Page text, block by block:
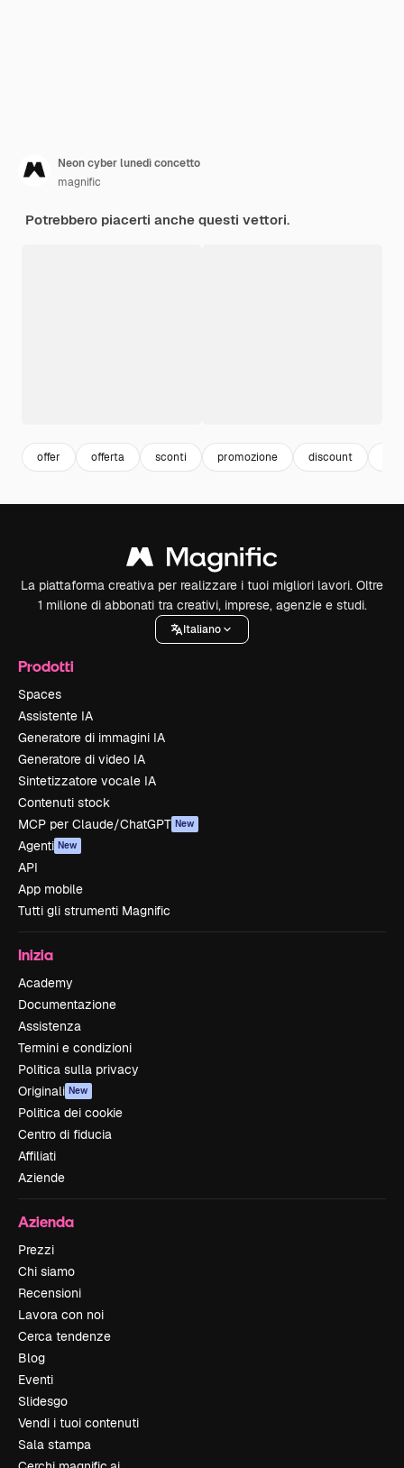
Neon cyber lunedì concetto
magnific
Potrebbero piacerti anche questi vettori.
offer offerta sconti promozione discount
La piattaforma creativa per realizzare i tuoi migliori lavori. Oltre
1 milione di abbonati tra creativi, imprese, agenzie e studi.
Italiano
Prodotti
Spaces
Assistente IA
Generatore di immagini IA
Generatore di video IA
Sintetizzatore vocale IA
Contenuti stock
MCP per Claude/ChatGPT New
Agenti New
API
App mobile
Tutti gli strumenti Magnific
Inizia
Academy
Documentazione
Assistenza
Termini e condizioni
Politica sulla privacy
Originali New
Politica dei cookie
Centro di fiducia
Affiliati
Aziende
Azienda
Prezzi
Chi siamo
Recensioni
Lavora con noi
Cerca tendenze
Blog
Eventi
Slidesgo
Vendi i tuoi contenuti
Sala stampa